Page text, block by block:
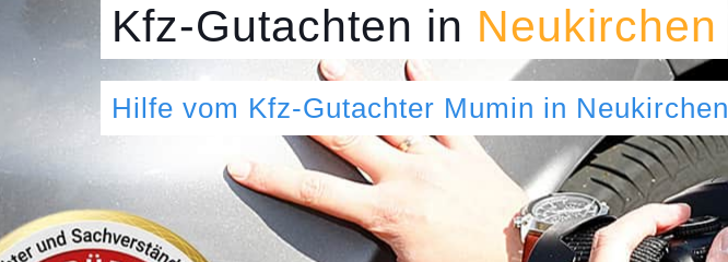
Kfz-Gutachten in Neukirchen
Hilfe vom Kfz-Gutachter Mumin in Neukirchen